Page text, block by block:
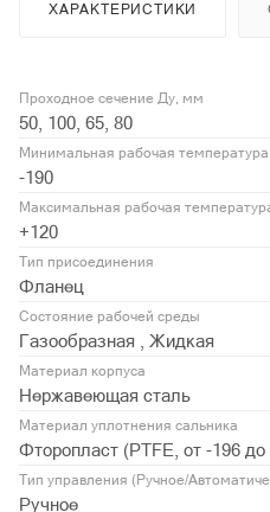
ХАРАКТЕРИСТИКИ
Проходное сечение Ду, мм
50, 100, 65, 80
Минимальная рабочая
-190
Максимальная рабочая
+120
Тип присоединения
Фланец
Состояние рабочей среды
Газообразная , Жидкая
Материал корпуса
Нержавеющая сталь
Материал уплотнения сальника
Фторопласт (PTFE, от -196 до
Тип управления (Ручное/
Ручное